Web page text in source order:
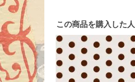
この商品を購入した